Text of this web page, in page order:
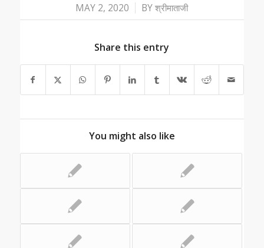
MAY 2, 2020
/ BYश्रीमाताजी
Share this entry
You might also like